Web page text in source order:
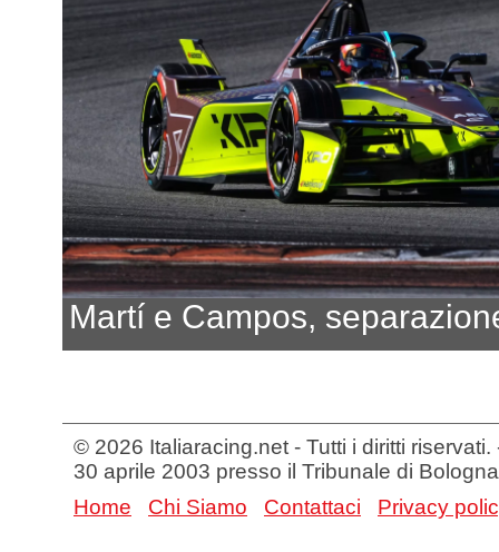
Martí e Campos,
© 2026 Italiaracing.net - Tutti i diritti
30 aprile 2003 presso il Tribunale di Bologna
Home
Chi Siamo Contattaci Privacy